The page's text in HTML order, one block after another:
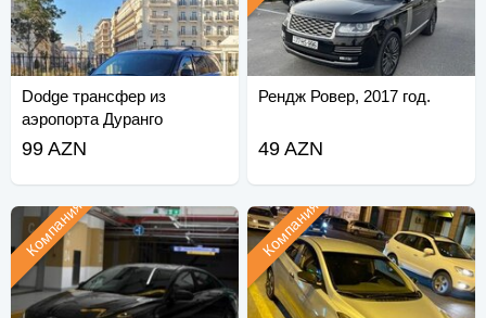
Dodge трансфер из
аэропорта Дуранго
туристическим агентством
99 AZN
Рендж Ровер, 2017 год.
49 AZN
Компания Компания